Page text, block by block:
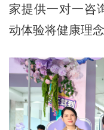
家提供一对一咨
动体验将健康理